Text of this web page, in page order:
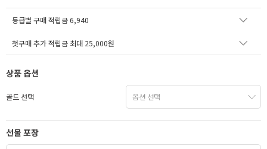
등급별 구매 적립금6,940
첫구매 추가 적립금 최대 25,000원
상품 옵션
골드 선택
선물 포장